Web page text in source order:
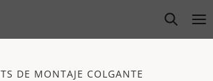
open
DE MONTAJE COLGANTE